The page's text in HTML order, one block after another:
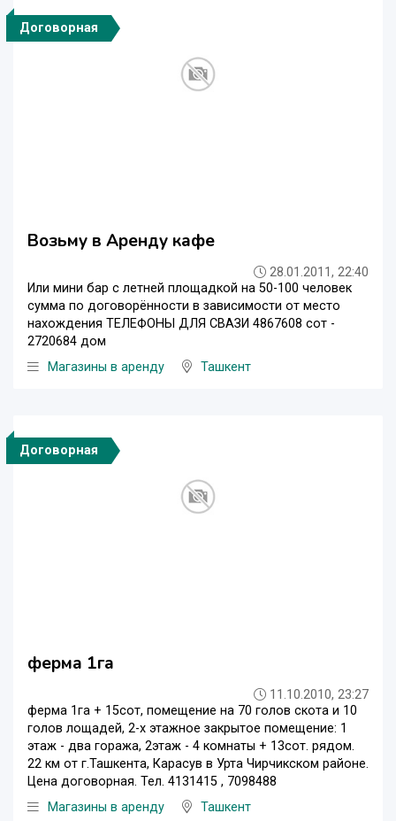
Договорная
Возьму в Аренду кафе
28.01.2011, 22:40
Или мини бар с летней площадкой на 50-100 человек
сумма по договорённости в зависимости от место
нахождения ТЕЛЕФОНЫ ДЛЯ СВАЗИ 4867608 сот -
2720684 дом
Магазины в аренду
Ташкент
Договорная
ферма 1га
11.10.2010, 23:27
ферма 1га + 15сот, помещение на 70 голов скота и 10
голов лощадей, 2-х этажное закрытое помещение: 1
этаж - два гоража, 2этаж - 4 комнаты + 13сот. рядом.
22 км от г.Ташкента, Карасув в Урта Чирчикском районе.
Цена договорная. Тел. 4131415 , 7098488
Магазины в аренду
Ташкент